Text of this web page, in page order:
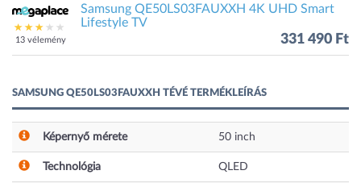
13 vélemény
Samsung QE50LS03FAUXXH 4K UHD Smart
Lifestyle TV
331 490 Ft
SAMSUNG QE50LS03FAUXXH TÉVÉ TERMÉKLEÍRÁS
Képernyő mérete 50 inch
Technológia QLED